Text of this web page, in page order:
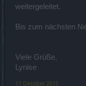
weitergeleitet.
Bis zum nächsten
Viele Grüße,
Lynise
17 Oktober 2015